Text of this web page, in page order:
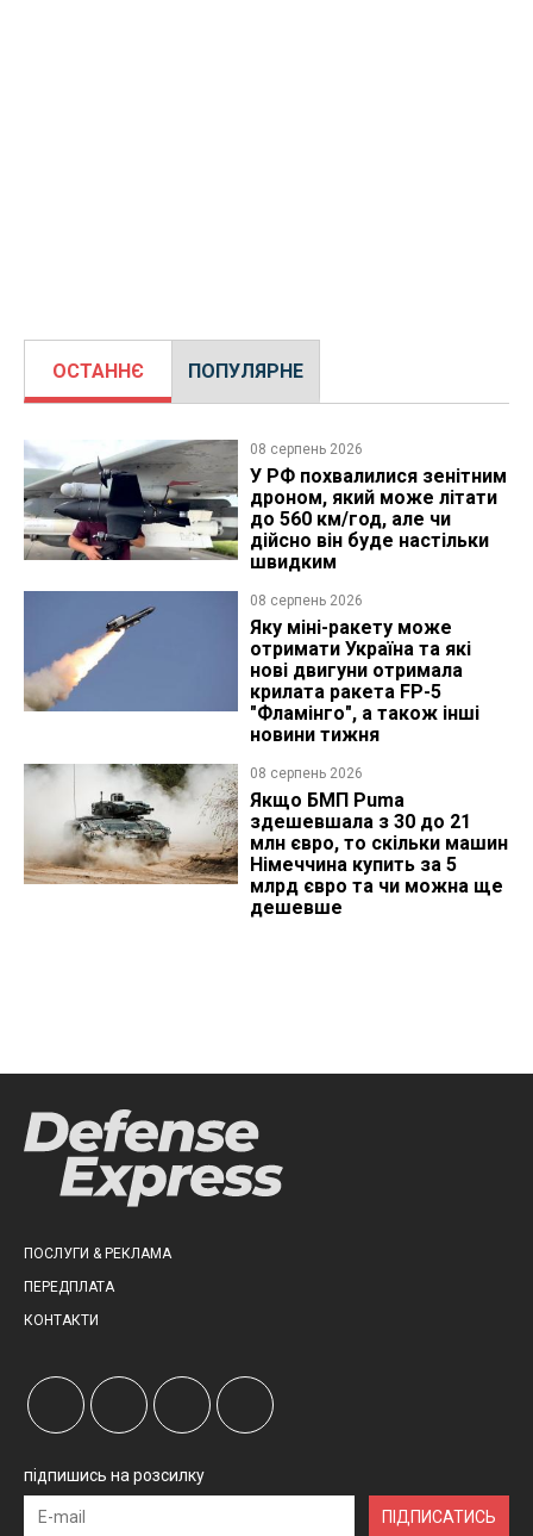
ОСТАННЄ ПОПУЛЯРНЕ
08 серпень 2026
У РФ похвалилися зенітним
дроном, який може літати
до 560 км/год, але чи
дійсно він буде настільки
швидким
08 серпень 2026
Яку міні-ракету може
отримати Україна та які
нові двигуни отримала
крилата ракета FP-5
"Фламінго", а також інші
новини тижня
08 серпень 2026
Якщо БМП Puma
здешевшала з 30 до 21
млн євро, то скільки машин
Німеччина купить за 5
млрд євро та чи можна ще
дешевше
ПОСЛУГИ & РЕКЛАМА
ПЕРЕДПЛАТА
КОНТАКТИ
підпишись на розсилку
ПІДПИСАТИСЬ